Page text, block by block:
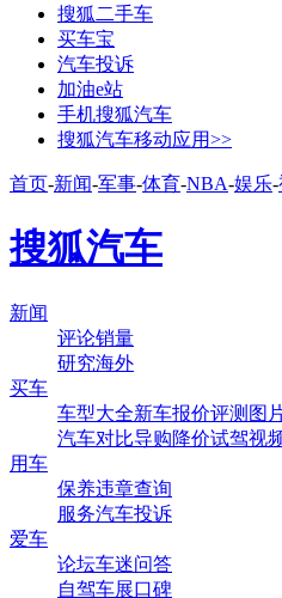
搜狐二手车
买车宝
汽车投诉
加油e站
手机搜狐汽车
搜狐汽车移动应用>>
首页-新闻-军事-体育-NBA-娱乐-
搜狐汽车
新闻
评论销量
研究海外
买车
车型大全新车报价评测 图
汽车对比导购降价试驾视
用车
保养违章查询
服务汽车投诉
爱车
论坛车迷问答
自驾车展口碑